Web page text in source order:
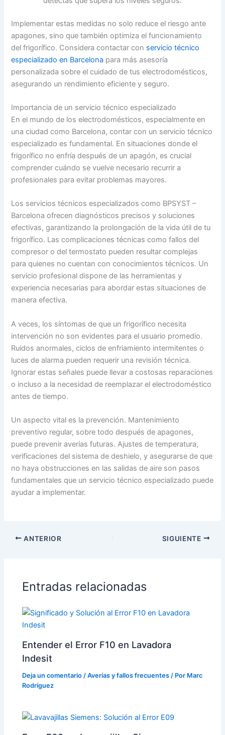
Implementar estas medidas no solo reduce el riesgo ante
apagones, sino que también optimiza el funcionamiento
del frigorífico. Considera contactar con servicio técnico
especializado en Barcelona para más asesoría
personalizada sobre el cuidado de tus electrodomésticos,
asegurando un rendimiento eficiente y seguro.
Importancia de un servicio técnico especializado
En el mundo de los electrodomésticos, especialmente en
una ciudad como Barcelona, contar con un servicio técnico
especializado es fundamental. En situaciones donde el
frigorífico no enfría después de un apagón, es crucial
comprender cuándo se vuelve necesario recurrir a
profesionales para evitar problemas mayores.
Los servicios técnicos especializados como BPSYST –
Barcelona ofrecen diagnósticos precisos y soluciones
efectivas, garantizando la prolongación de la vida útil de tu
frigorífico. Las complicaciones técnicas como fallos del
compresor o del termostato pueden resultar complejas
para quienes no cuentan con conocimientos técnicos. Un
servicio profesional dispone de las herramientas y
experiencia necesarias para abordar estas situaciones de
manera efectiva.
A veces, los síntomas de que un frigorífico necesita
intervención no son evidentes para el usuario promedio.
Ruidos anormales, ciclos de enfriamiento intermitentes o
luces de alarma pueden requerir una revisión técnica.
Ignorar estas señales puede llevar a costosas reparaciones
o incluso a la necesidad de reemplazar el electrodoméstico
antes de tiempo.
Un aspecto vital es la prevención. Mantenimiento
preventivo regular, sobre todo después de apagones,
puede prevenir averías futuras. Ajustes de temperatura,
verificaciones del sistema de deshielo, y asegurarse de que
no haya obstrucciones en las salidas de aire son pasos
fundamentales que un servicio técnico especializado puede
ayudar a implementar.
ANTERIOR SIGUIENTE
Entradas relacionadas
Entender el Error F10 en Lavadora
Indesit
Deja un comentario /Averías y fallos frecuentes / Por Marc
Rodríguez